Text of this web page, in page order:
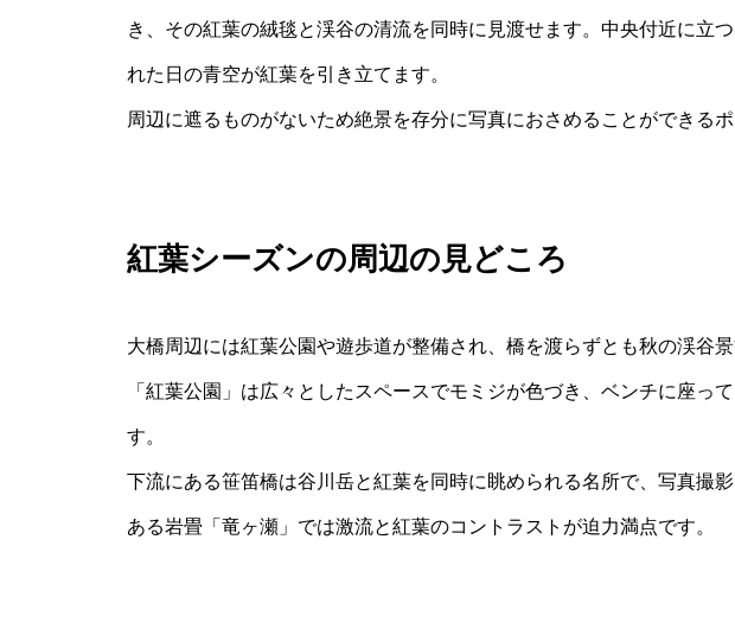
き、その紅葉の絨毯と渓谷の清流を同時に見渡せます。中央付近に立
れた日の青空が紅葉を引き立てます。
周辺に遮るものがないため絶景を存分に写真におさめることができるポ
紅葉シーズンの周辺の見どころ
大橋周辺には紅葉公園や遊歩道が整備され、橋を渡らずとも秋の渓谷
「紅葉公園」は広々としたスペースでモミジが色づき、ベンチに座っ
す。
下流にある笹笛橋は谷川岳と紅葉を同時に眺められる名所で、写真撮
ある岩畳「竜ヶ瀬」では激流と紅葉のコントラストが迫力満点です。